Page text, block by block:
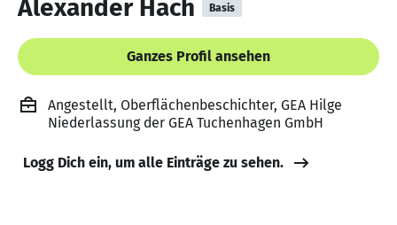
Alexander Hach Basis
Ganzes Profil ansehen
Angestellt, Oberflächenbeschichter, GEA Hilge
Niederlassung der GEA Tuchenhagen GmbH
Logg Dich ein, um alle Einträge zu sehen.